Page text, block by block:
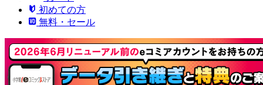
初めての方
無料・セール